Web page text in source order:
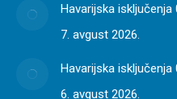
Havarijska isključenja
7. avgust 2026.
Havarijska isključenja
6. avgust 2026.